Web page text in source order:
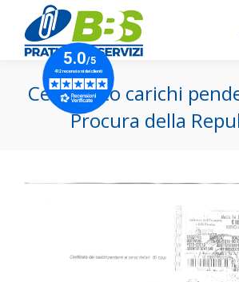
Certificato carichi
Procura della